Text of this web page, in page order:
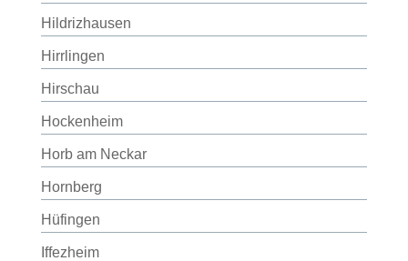
Hildrizhausen
Hirrlingen
Hirschau
Hockenheim
Horb am Neckar
Hornberg
Hüfingen
Iffezheim